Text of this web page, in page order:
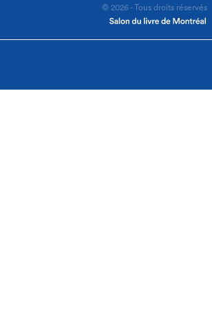
© 2026 - Tous droits réservés